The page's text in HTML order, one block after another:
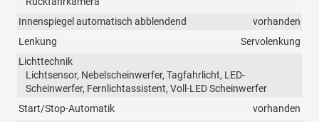
Innenspiegel automatisch abblendend
vorhanden
Lenkung
Servolenkung
Lichttechnik
Lichtsensor, Nebelscheinwerfer, Tagfahrlicht, LED-
Scheinwerfer, Fernlichtassistent, Voll-LED Scheinwerfer
Start/Stop-Automatik
vorhanden